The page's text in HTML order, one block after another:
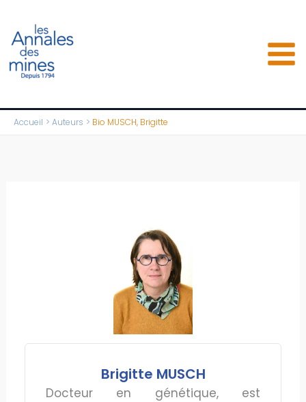
contenu
Accueil Auteurs Bio MUSCH, Brigitte
Brigitte MUSCH
Docteur en génétique, est